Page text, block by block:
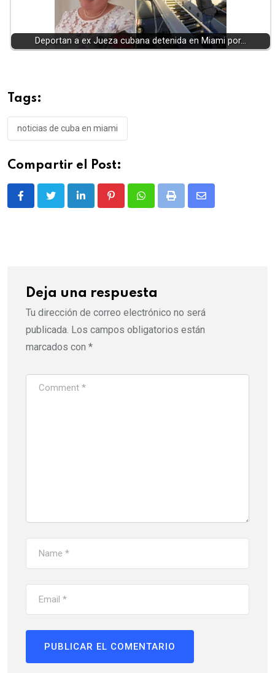
Deportan a ex Jueza cubana detenida en Miami por…
Tags:
noticias de cuba en miami
Compartir el Post:
LinkedIn PinterestWhatsappPrint
Share
Deja una respuesta
Tu dirección de correo electrónico no será
publicada. Los campos obligatorios están
marcados con *